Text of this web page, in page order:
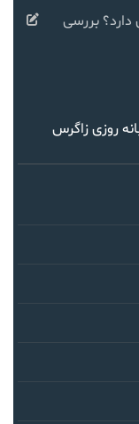
بررسی
روزی زاگرس